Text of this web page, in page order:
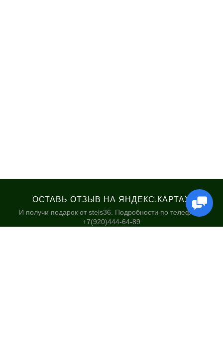
ОСТАВЬ ОТЗЫВ НА ЯНДЕКС.КАРТАХ
И получи подарок от stels36. Подробности по телефону:
+7(920)444-64-89